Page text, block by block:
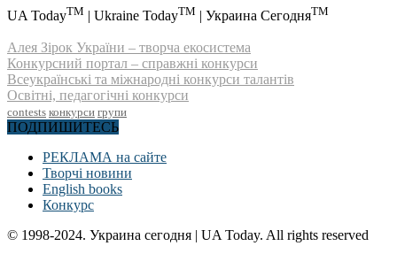
UA TodayTM | Ukraine TodayTM | Украина СегодняTM
Алея Зірок України – творча екосистема
Конкурсний портал – справжні конкурси
Всеукраїнські та міжнародні конкурси талантів
Освітні, педагогічні конкурси
contests конкурси групи
ПОДПИШИТЕСЬ
РЕКЛАМА на сайте
Творчі новини
English books
Конкурс
© 1998-2024. Украина сегодня | UA Today. All rights reserved